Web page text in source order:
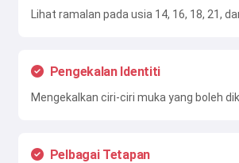
Lihat ramalan pada usia 14, 16, 18, 21,
Pengekalan Identiti
Mengekalkan ciri-ciri muka yang boleh
Pelbagai Tetapan